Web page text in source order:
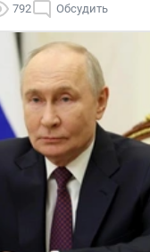
792 Обсудить